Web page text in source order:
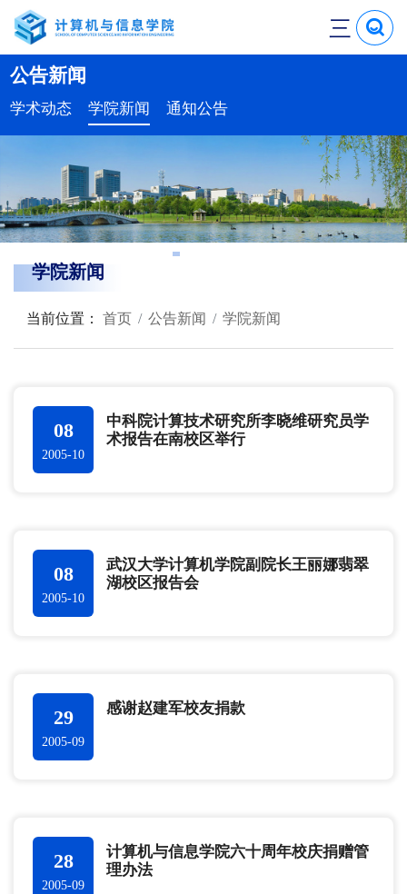
三
公告新闻
学术动态 学院新闻 通知公告
学院新闻
当前位置： 首页 公告新闻 学院新闻
08
2005-10
中科院计算技术研究所李晓维研究员学
术报告在南校区举行
08
2005-10
武汉大学计算机学院副院长王丽娜翡翠
湖校区报告会
29
2005-09
感谢赵建军校友捐款
28
2005-09
计算机与信息学院六十周年校庆捐赠管
理办法